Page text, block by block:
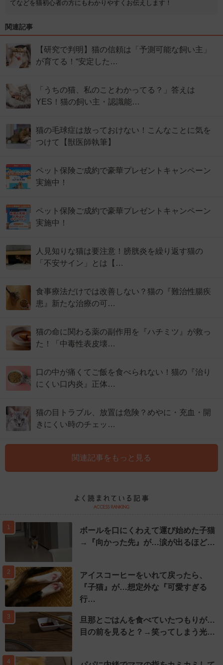
てなどを猫初心者の方にもわかりやすくお伝えします！
関連記事
【研究で判明】猫の信頼は「予測可能な飼い主」
が育てる！“安定した…
「うちの猫、私のことわかってる？」答えは
YES！猫の飼い主・認識能…
猫の毛球症は放っておけない！こんなことに気を
つけて【獣医師執筆】
ペット保険ご成約で豪華プレゼントキャンペーン
実施中！
ペット保険ご成約で豪華プレゼントキャンペーン
実施中！
人見知りな猫は要注意！膀胱炎を繰り返す猫の
「不安サイン」とは【…
食事療法だけでは改善しない？猫の『難治性腸疾
患』新たな治療の可…
猫の命に関わる薬の副作用を『ハチミツ』が救っ
た！「中毒性表皮壊…
口の中が痛くてご飯を食べられない！猫の『治り
にくい口内炎』正体…
猫の目トラブル、放置は危険？めやに・充血・開
きにくい時のチェッ…
関連記事をもっと見る
1
ボールを口にくわえて運び始めた子猫
→『向かった先』が…涙が出るほど…
2
アイスコーヒーをいれて戻ったら、
『子猫』が…想定外な『可愛すぎる
行…
3
旦那とごはんを食べていたつもりが…
目の前を見ると？→笑ってしまう光…
4